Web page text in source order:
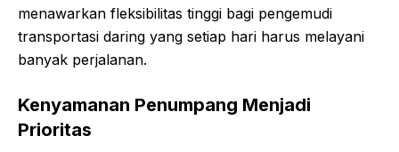
menawarkan fleksibilitas tinggi bagi pengemudi
transportasi daring yang setiap hari harus melayani
banyak perjalanan.
Kenyamanan Penumpang Menjadi
Prioritas